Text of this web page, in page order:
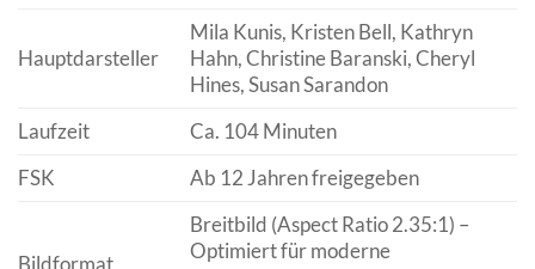
Hauptdarsteller
Mila Kunis, Kristen Bell, Kathryn
Hahn, Christine Baranski, Cheryl
Hines, Susan Sarandon
Laufzeit
Ca. 104 Minuten
FSK
Ab 12 Jahren freigegeben
Bildformat
Breitbild (Aspect Ratio 2.35:1) –
Optimiert für moderne